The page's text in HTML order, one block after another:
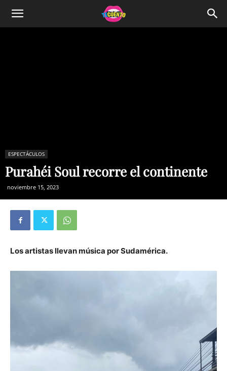
ESPECTÁCULOS
Purahéi Soul recorre el continente
noviembre 15, 2023
Los artistas llevan música por Sudamérica.